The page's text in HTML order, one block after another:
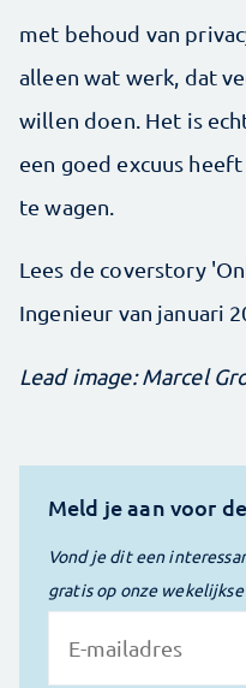
met behoud van
alleen wat werk, dat
willen doen. Het is
een goed excuus
te wagen.
Lees de coverstory
Ingenieur van januari
Lead image: Marcel
Meld je aan voor
Vond je dit een
gratis op onze